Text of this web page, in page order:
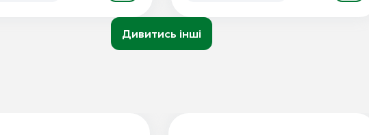
Дивитись інші